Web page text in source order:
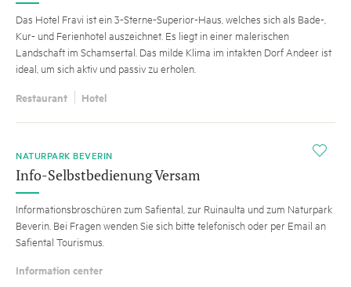
Das Hotel Fravi ist ein 3-Sterne-Superior-Haus, welches sich als Bade-,
Kur- und Ferienhotel auszeichnet. Es liegt in einer malerischen
Landschaft im Schamsertal. Das milde Klima im intakten Dorf Andeer ist
ideal, um sich aktiv und passiv zu erholen.
Restaurant Hotel
i
NATURPARK BEVERIN
Info-Selbstbedienung Versam
Informationsbroschüren zum Safiental, zur Ruinaulta und zum Naturpark
Beverin. Bei Fragen wenden Sie sich bitte telefonisch oder per Email an
Safiental Tourismus.
Information center